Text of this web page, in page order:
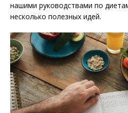
нашими руководствами по
несколько полезных идей.